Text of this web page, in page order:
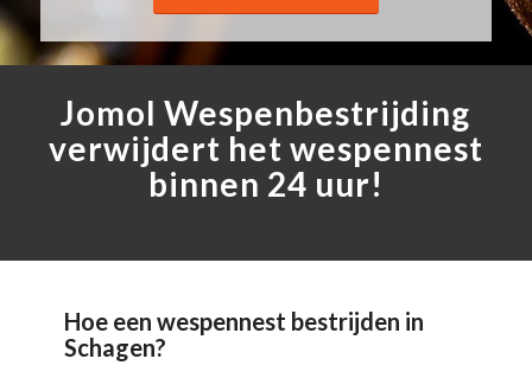
Jomol Wespenbestrijding
verwijdert het wespennest
binnen 24 uur!
Hoe een wespennest bestrijden in
Schagen?